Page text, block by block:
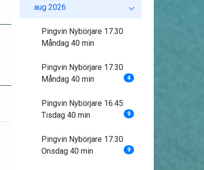
aug 2026
Pingvin Nybörjare 17.30
Måndag 40 min
Pingvin Nybörjare 17.30
Måndag 40 min
4
Pingvin Nybörjare 16.45
Tisdag 40 min
9
Pingvin Nybörjare 17.30
Onsdag 40 min
9